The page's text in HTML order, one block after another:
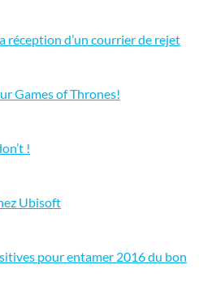
réception d’un courrier de rejet
Games of Thrones!
!
Ubisoft
pour entamer 2016 du bon